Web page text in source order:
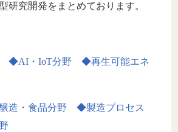
研究開発をまとめております。
◆AI・IoT分野
◆再生可能エネ
造・食品分野
◆製造プロセス